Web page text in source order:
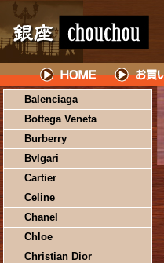
Balenciaga
Bottega Veneta
Burberry
Bvlgari
Cartier
Celine
Chanel
Chloe
Christian Dior